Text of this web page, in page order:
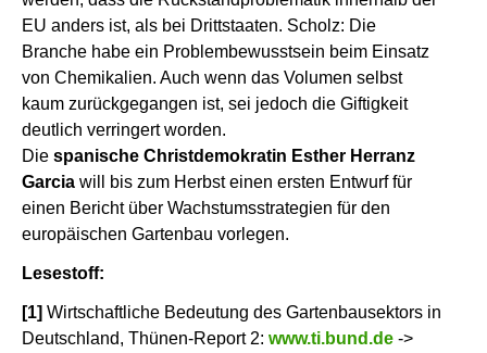
EU anders ist, als bei Drittstaaten. Scholz: Die
Branche habe ein Problembewusstsein beim Einsatz
von Chemikalien. Auch wenn das Volumen selbst
kaum zurückgegangen ist, sei jedoch die Giftigkeit
deutlich verringert worden.
Die spanische Christdemokratin Esther Herranz
Garcia will bis zum Herbst einen ersten Entwurf für
einen Bericht über Wachstumsstrategien für den
europäischen Gartenbau vorlegen.
Lesestoff:
[1] Wirtschaftliche Bedeutung des Gartenbausektors in
Deutschland, Thünen-Report 2: www.ti.bund.de ->